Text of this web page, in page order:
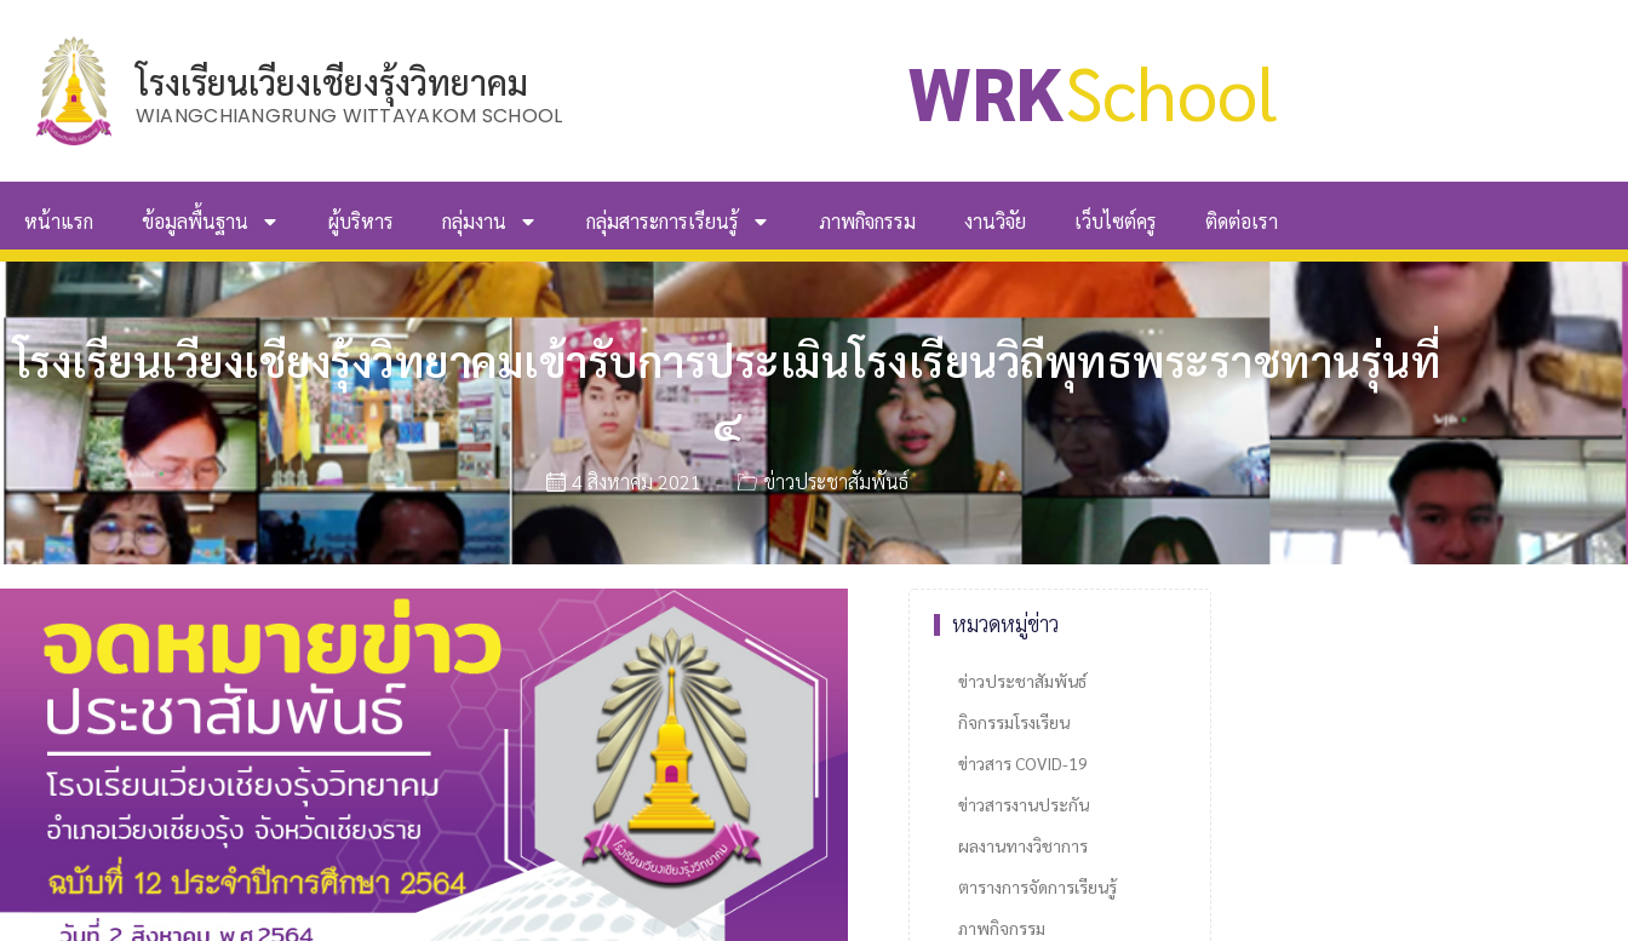
โรงเรียนเวียงเชียงรุ้งวิทยาคม
WIANGCHIANGRUNG WITTAYAKOM SCHOOL WRKSchool
หน้าแรก ข้อมูลพื้นฐาน ผู้บริหาร กลุ่มงาน กลุ่มสาระการเรียนรู้ ภาพกิจกรรม งานวิจัย เว็บไซต์ครู ติดต่อเรา
โรงเรียนเวียงเชียงรุ้งวิทยาคมเข้ารับการประเมินโรงเรียนวิถีพุทธพระราชทานรุ่นที่
๔
4 สิงหาคม 2021 ข่าวประชาสัมพันธ์
หมวดหมู่ข่าว
ข่าวประชาสัมพันธ์
กิจกรรมโรงเรียน
ข่าวสาร COVID-19
ข่าวสารงานประกัน
ผลงานทางวิชาการ
ตารางการจัดการเรียนรู้
ภาพกิจกรรม